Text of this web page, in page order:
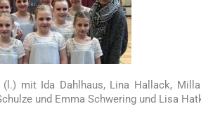
mit Ida Dahlhaus, Lina Hallack,
und Emma Schwering und Lisa